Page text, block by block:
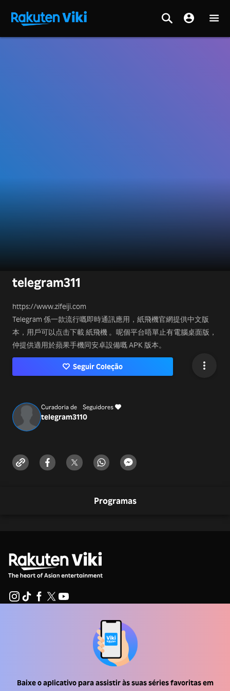
Baixe o aplicativo para assistir às suas séries favoritas em
telegram311
https://www.zifeiji.com
Telegram 係一款流行嘅即時通訊應用，紙飛機官網提供中文版
本，用戶可以点击下載 紙飛機 。呢個平台唔單止有電腦桌面版，
仲提供適用於蘋果手機同安卓設備嘅 APK 版本。
Seguir Coleção
Curadoria de
telegram311
Seguidores
0
Programas
Anunciantes